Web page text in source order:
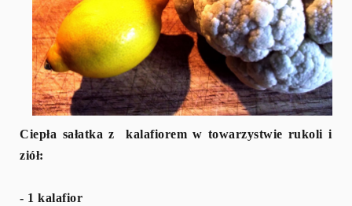
Ciepła sałatka z kalafiorem w towarzystwie rukoli i
ziół:
- 1 kalafior